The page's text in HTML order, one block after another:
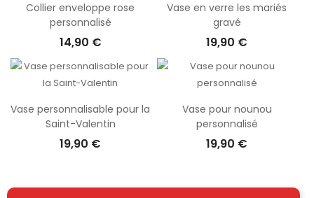
Collier enveloppe rose
personnalisé
14,90 €
Vase en verre les mariés
gravé
19,90 €
Vase personnalisable pour la
Saint-Valentin
19,90 €
Vase pour nounou
personnalisé
19,90 €